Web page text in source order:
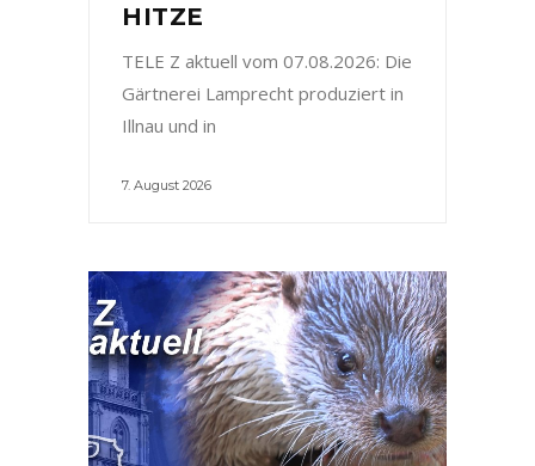
HITZE
TELE Z aktuell vom 07.08.2026: Die
Gärtnerei Lamprecht produziert in
Illnau und in
7. August 2026